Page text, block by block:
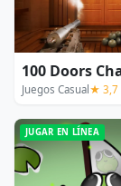
100 Doors
Juegos Casual ★ 3,7
JUGAR EN LÍNEA